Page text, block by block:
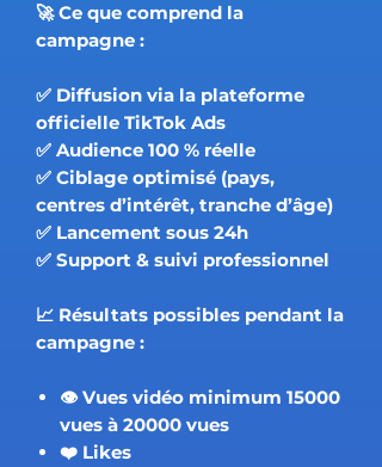
🚀 Ce que comprend la
campagne :
✅ Diffusion via la plateforme
officielle TikTok Ads
✅ Audience 100 % réelle
✅ Ciblage optimisé (pays,
centres d’intérêt, tranche d’âge)
✅ Lancement sous 24h
✅ Support & suivi professionnel
📈 Résultats possibles pendant la
campagne :
👁️ Vues vidéo minimum 15000
vues à 20000 vues
❤️ Likes